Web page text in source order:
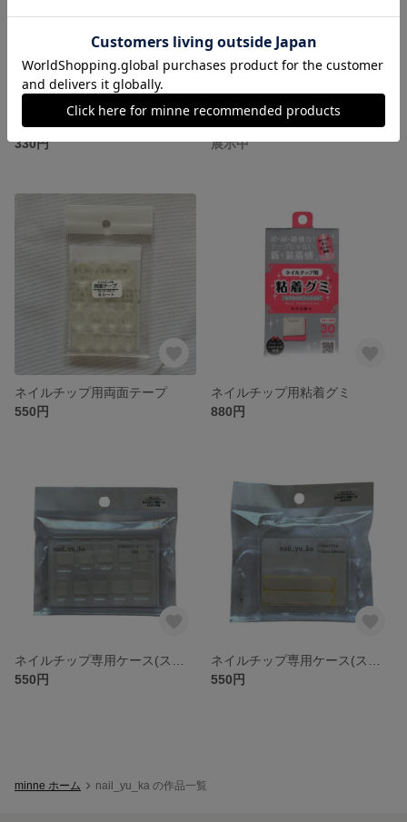
計測用チップ
330円
ネイルチップ デザイン集
展示中
ネイルチップ用両面テープ
550円
ネイルチップ用粘着グミ
880円
550円
550円
minne ホーム nail_yu_ka の作品一覧